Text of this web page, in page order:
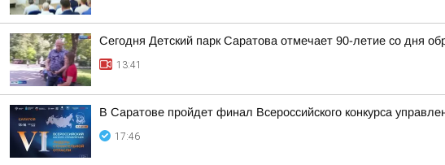
Сегодня Детский парк Саратова отмечает 90-летие со дня
13:41
В Саратове пройдет финал Всероссийского конкурса
17:46